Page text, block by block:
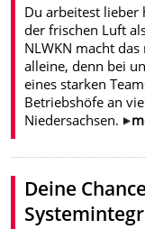
Du arbeitest lieber
der frischen Luft
NLWKN macht
alleine, denn bei
eines starken
Betriebshöfe an
Niedersachsen.
Deine